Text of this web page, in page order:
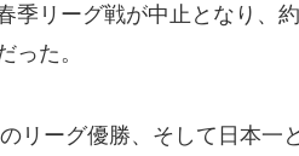
季リーグ戦が中止となり、
った。
リーグ優勝、そして日本一